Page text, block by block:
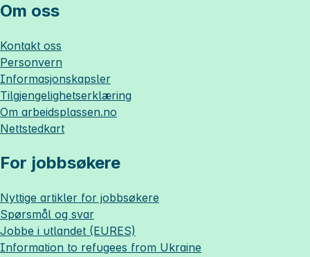
Om oss
Kontakt oss
Personvern
Informasjonskapsler
Tilgjengelighetserklæring
Om arbeidsplassen.no
Nettstedkart
For jobbsøkere
Nyttige artikler for jobbsøkere
Spørsmål og svar
Jobbe i utlandet (EURES)
Information to refugees from Ukraine